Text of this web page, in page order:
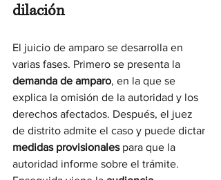
dilación
El juicio de amparo se desarrolla en
varias fases. Primero se presenta la
demanda de amparo, en la que se
explica la omisión de la autoridad y los
derechos afectados. Después, el juez
de distrito admite el caso y puede dictar
medidas provisionales para que la
autoridad informe sobre el trámite.